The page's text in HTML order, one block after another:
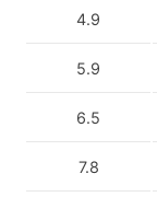
4.9
5.9
6.5
7.8